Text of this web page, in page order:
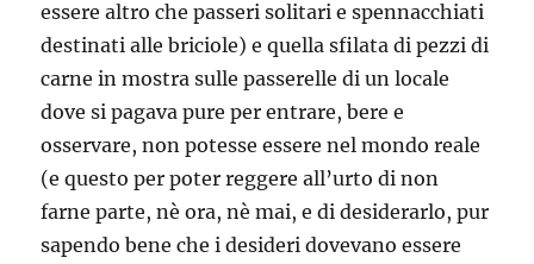
essere altro che passeri solitari e spennacchiati
destinati alle briciole) e quella sfilata di pezzi di
carne in mostra sulle passerelle di un locale
dove si pagava pure per entrare, bere e
osservare, non potesse essere nel mondo reale
(e questo per poter reggere all’urto di non
farne parte, nè ora, nè mai, e di desiderarlo, pur
sapendo bene che i desideri dovevano essere